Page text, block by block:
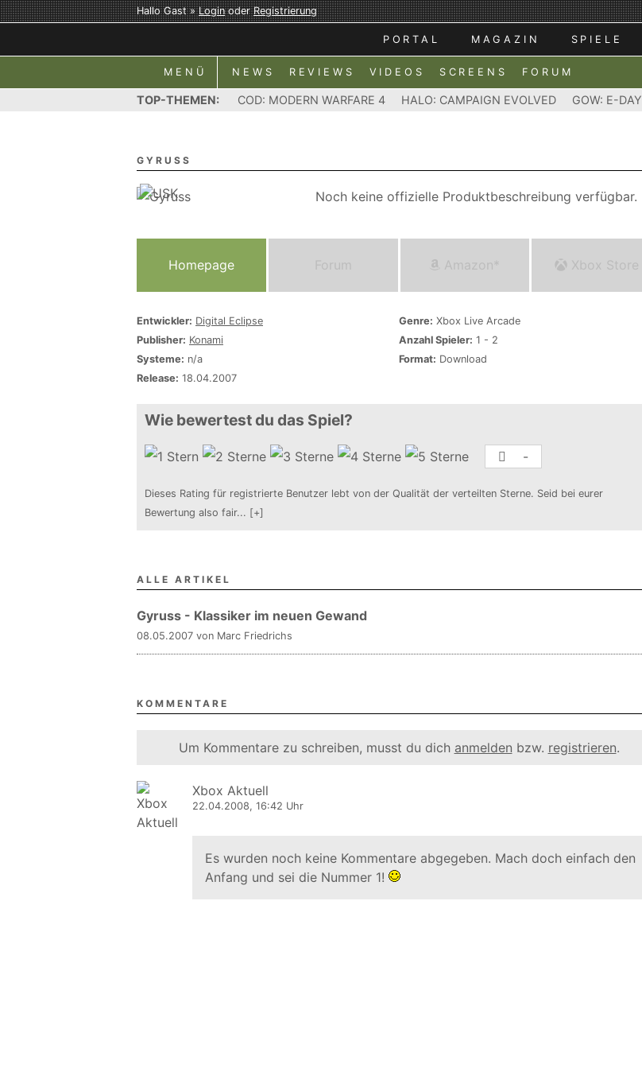
Hallo Gast »LoginoderRegistrierung
PORTAL MAGAZIN SPIELE
MENÜ NEWS REVIEWS VIDEOS SCREENS FORUM
TOP-THEMEN: COD: MODERN WARFARE 4 HALO: CAMPAIGN EVOLVED GOW: E-DAY
GYRUSS
Noch keine offizielle Produktbeschreibung verfügbar.
Homepage Forum Amazon* Xbox Store
Entwickler: Digital Eclipse
Publisher: Konami
Systeme: n/a
Genre: Xbox Live Arcade
Anzahl Spieler: 1 - 2
Format: Download
Release: 18.04.2007
Wie bewertest du das Spiel?
-
Dieses Rating für registrierte Benutzer lebt von der Qualität der verteilten Sterne. Seid bei eurer
Bewertung also fair... [+]
ALLE ARTIKEL
Gyruss - Klassiker im neuen Gewand
08.05.2007 von Marc Friedrichs
KOMMENTARE
Um Kommentare zu schreiben, musst du dich anmelden bzw. registrieren.
Xbox Aktuell
22.04.2008, 16:42 Uhr
Es wurden noch keine Kommentare abgegeben. Mach doch einfach den
Anfang und sei die Nummer 1!